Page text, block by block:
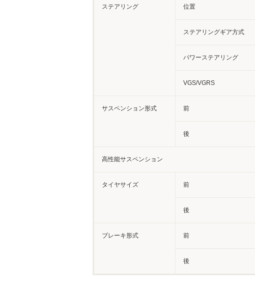
ステアリング 位置
ステアリングギア方式
パワーステアリング
VGS/VGRS
サスペンション形式 前
後
高性能サスペンション
タイヤサイズ 前
後
ブレーキ形式 前
後